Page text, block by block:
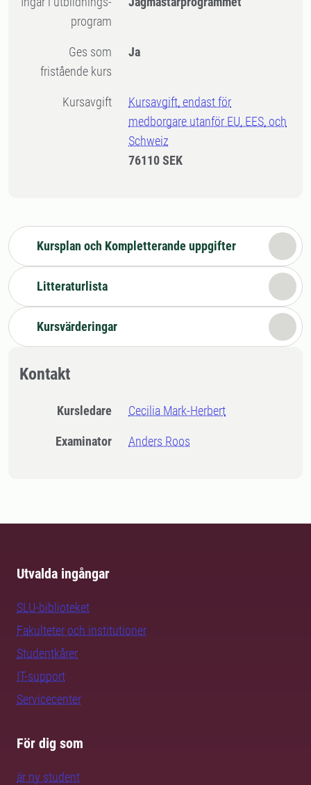
program
Ges som
fristående kurs
Ja
Kursavgift
Kursavgift, endast för
medborgare utanför EU, EES, och
Schweiz
76110 SEK
Kursplan och Kompletterande uppgifter
Litteraturlista
Kursvärderingar
Kontakt
Kursledare Cecilia Mark-Herbert
Examinator Anders Roos
Utvalda ingångar
SLU-biblioteket
Fakulteter och institutioner
Studentkårer
IT-support
Servicecenter
För dig som
är ny student